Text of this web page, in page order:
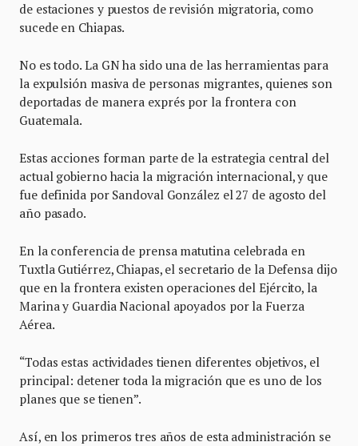
de estaciones y puestos de revisión migratoria, como
sucede en Chiapas.
No es todo. La GN ha sido una de las herramientas para
la expulsión masiva de personas migrantes, quienes son
deportadas de manera exprés por la frontera con
Guatemala.
Estas acciones forman parte de la estrategia central del
actual gobierno hacia la migración internacional, y que
fue definida por Sandoval González el 27 de agosto del
año pasado.
En la conferencia de prensa matutina celebrada en
Tuxtla Gutiérrez, Chiapas, el secretario de la Defensa dijo
que en la frontera existen operaciones del Ejército, la
Marina y Guardia Nacional apoyados por la Fuerza
Aérea.
“Todas estas actividades tienen diferentes objetivos, el
principal: detener toda la migración que es uno de los
planes que se tienen”.
Así, en los primeros tres años de esta administración se